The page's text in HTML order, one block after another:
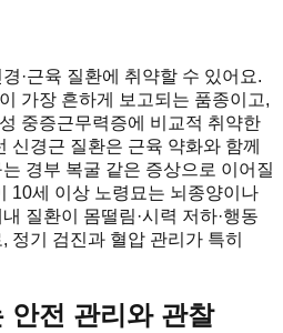
·근육 질환에 취약할 수 있어요.
가장 흔하게 보고되는 품종이고,
중증근무력증에 비교적 취약한
신경근 질환은 근육 약화와 함께
경부 복굴 같은 증상으로 이어질
10세 이상 노령묘는 뇌종양이나
질환이 몸떨림·시력 저하·행동
정기 검진과 혈압 관리가 특히
안전 관리와 관찰